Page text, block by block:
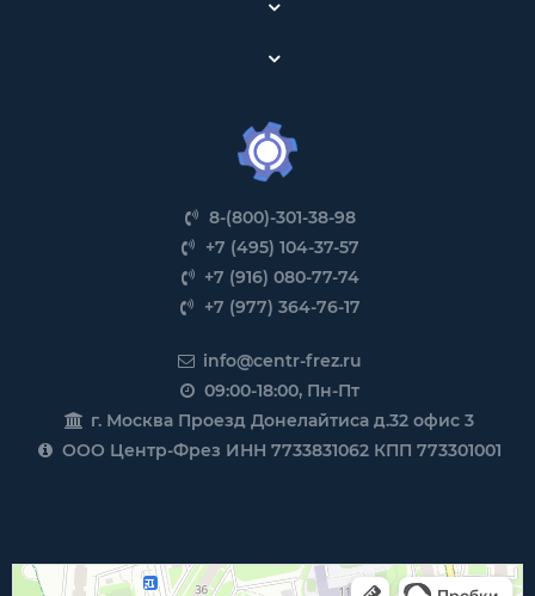
8-(800)-301-38-98
+7 (495) 104-37-57
+7 (916) 080-77-74
+7 (977) 364-76-17
info@centr-frez.ru
09:00-18:00, Пн-Пт
г. Москва Проезд Донелайтиса д.32 офис 3
ООО Центр-Фрез ИНН 7733831062 КПП 773301001